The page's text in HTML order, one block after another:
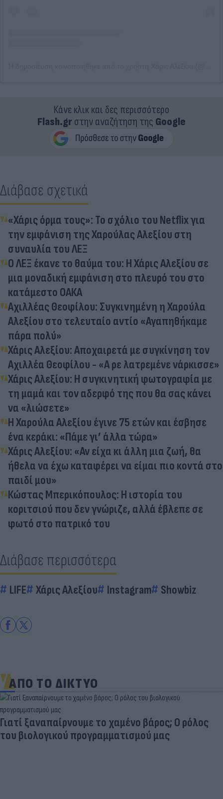
Κάνε κλικ και δες περισσότερο
Flash.grστην αναζήτηση της Google
Διάβασε σχετικά
«Χάρις όρμα τους»: Το σχόλιο του Netflix για
την εμφάνιση της Χαρούλας Αλεξίου στη
συναυλία του ΛΕΞ
Ο ΛΕΞ έκανε το θαύμα του: Η Χάρις Αλεξίου σε
μια μοναδική εμφάνιση στο πλευρό του στο
κατάμεστο ΟΑΚΑ
Αχιλλέας Θεοφίλου: Συγκινημένη η Χαρούλα
Αλεξίου στο τελευταίο αντίο «Αγαπηθήκαμε
πάρα πολύ»
Χάρις Αλεξίου: Αποχαιρετά με συγκίνηση τον
Αχιλλέα Θεοφίλου - «Α ρε λατρεμένε νάρκισσε»
Χάρις Αλεξίου: Η συγκινητική φωτογραφία με
τη μαμά και τον αδερφό της που θα σας κάνει
να «λιώσετε»
Η Χαρούλα Αλεξίου έγινε 75 ετών και έσβησε
ένα κεράκι: «Πάμε γι’ άλλα τώρα»
Χάρις Αλεξίου: «Αν είχα κι άλλη μια ζωή, θα
ήθελα να έχω καταφέρει να είμαι πιο κοντά στο
παιδί μου»
Κώστας Μπερικόπουλος: Η ιστορία του
κοριτσιού που δεν γνώριζε, αλλά έβλεπε σε
φωτό στο πατρικό του
Διάβασε περισσότερα
LIFE Χάρις Αλεξίου Instagram Showbiz
ΑΠΟ ΤΟ ΔΙΚΤΥΟ
Skin dysmorphia: Όταν η εμμονή με το «τέλειο»
δέρμα αποτελεί πρόβλημα ψυχικής υγείας